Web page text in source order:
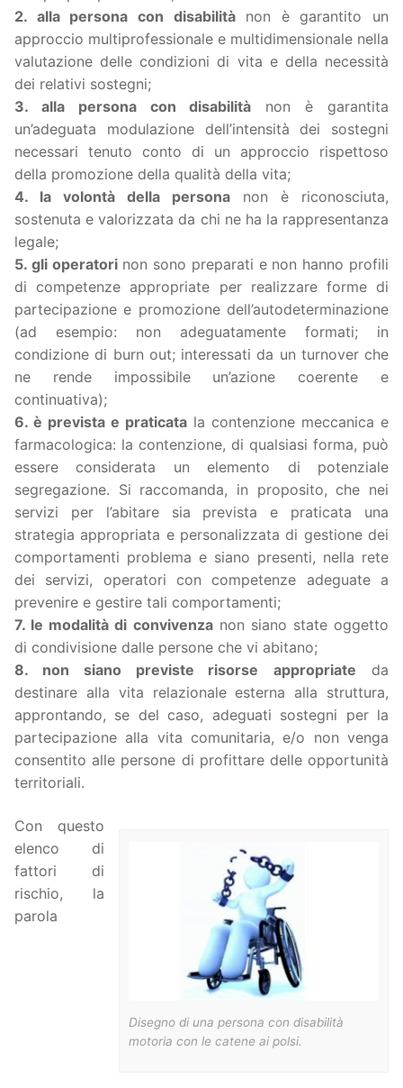
2. alla persona con disabilitànon è garantito un
approccio multiprofessionale e multidimensionale nella
valutazione delle condizioni di vita e della necessità
dei relativi sostegni;
3. alla persona con disabilità non è garantita
un’adeguata modulazione dell’intensità dei sostegni
necessari tenuto conto di un approccio rispettoso
della promozione della qualità della vita;
4. la volontà della persona non è riconosciuta,
sostenuta e valorizzata da chi ne ha la rappresentanza
legale;
5. gli operatorinon sono preparati e non hanno profili
di competenze appropriate per realizzare forme di
partecipazione e promozione dell’autodeterminazione
(ad esempio: non adeguatamente formati; in
condizione di burn out; interessati da un turnover che
ne rende impossibile un’azione coerente e
continuativa);
6. è prevista e praticata la contenzione meccanica e
farmacologica: la contenzione, di qualsiasi forma, può
essere considerata un elemento di potenziale
segregazione. Si raccomanda, in proposito, che nei
servizi per l’abitare sia prevista e praticata una
strategia appropriata e personalizzata di gestione dei
comportamenti problema e siano presenti, nella rete
dei servizi, operatori con competenze adeguate a
prevenire e gestire tali comportamenti;
7. le modalità di convivenzanon siano state oggetto
di condivisione dalle persone che vi abitano;
8. non siano previste risorse
appropriate da
destinare alla vita relazionale esterna alla struttura,
approntando, se del caso, adeguati sostegni per la
partecipazione alla vita comunitaria, e/o non venga
consentito alle persone di profittare delle opportunità
territoriali.
Disegno di una persona con disabilità
motoria con le catene ai polsi.
Con questo
elenco di
fattori di
rischio, la
parola